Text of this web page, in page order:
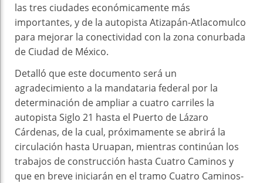
las tres ciudades económicamente más
importantes, y de la autopista Atizapán-Atlacomulco
para mejorar la conectividad con la zona conurbada
de Ciudad de México.
Detalló que este documento será un
agradecimiento a la mandataria federal por la
determinación de ampliar a cuatro carriles la
autopista Siglo 21 hasta el Puerto de Lázaro
Cárdenas, de la cual, próximamente se abrirá la
circulación hasta Uruapan, mientras continúan los
trabajos de construcción hasta Cuatro Caminos y
que en breve iniciarán en el tramo Cuatro Caminos-